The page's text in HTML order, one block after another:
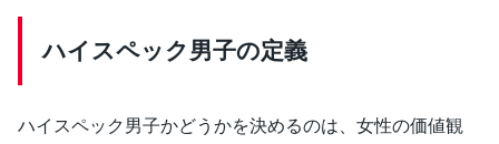
ハイスペック男子の定義
ハイスペック男子かどうかを決めるのは、女性の価値観